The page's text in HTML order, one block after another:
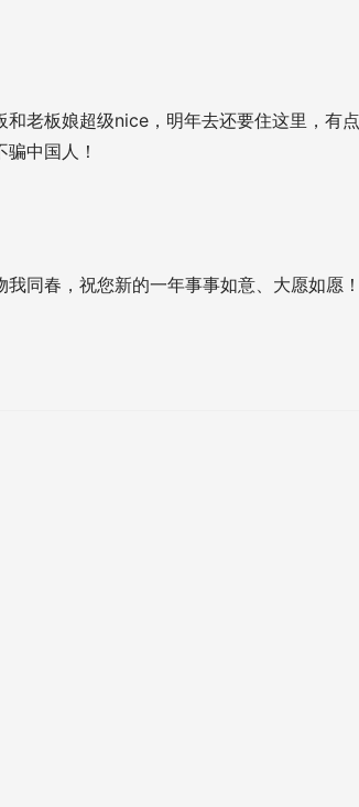
老板娘超级nice，明年去还要住这里，有
中国人！
同春，祝您新的一年事事如意、大愿如愿